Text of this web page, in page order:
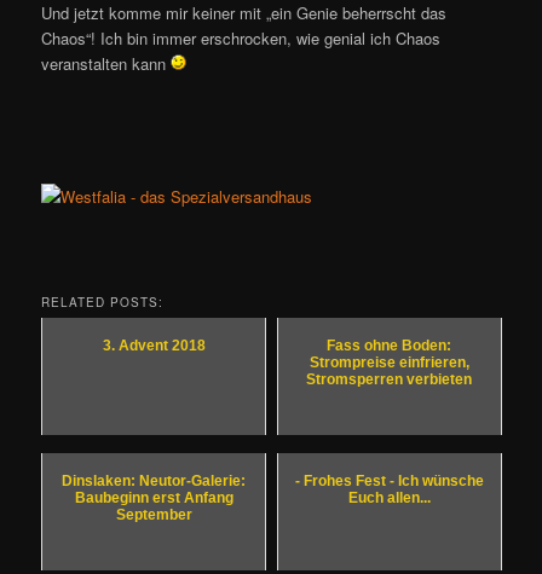
Und jetzt komme mir keiner mit „ein Genie beherrscht das
Chaos“! Ich bin immer erschrocken, wie genial ich Chaos
veranstalten kann
RELATED POSTS:
3. Advent 2018
Fass ohne Boden:
Strompreise einfrieren,
Stromsperren verbieten
Dinslaken: Neutor-Galerie:
Baubeginn erst Anfang
September
- Frohes Fest - Ich wünsche
Euch allen...